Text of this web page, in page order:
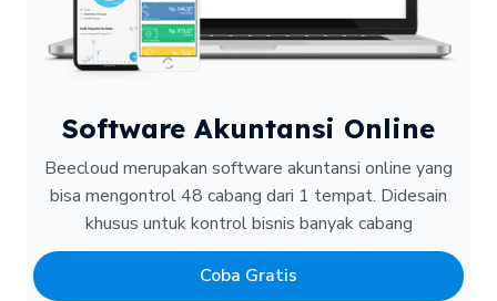
Software Akuntansi Online
Beecloud merupakan software akuntansi online yang
bisa mengontrol 48 cabang dari 1 tempat. Didesain
khusus untuk kontrol bisnis banyak cabang
Coba Gratis